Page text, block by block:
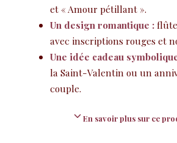
et « Amour pétillant ».
Un design romantique :
avec inscriptions rouges et
Une idée cadeau
la Saint-Valentin ou un
couple.
En savoir plus sur ce